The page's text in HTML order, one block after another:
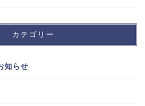
カテゴリー
知らせ